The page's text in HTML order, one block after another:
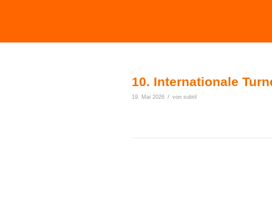
10. Internationale
19. Mai 2026 / von subtil